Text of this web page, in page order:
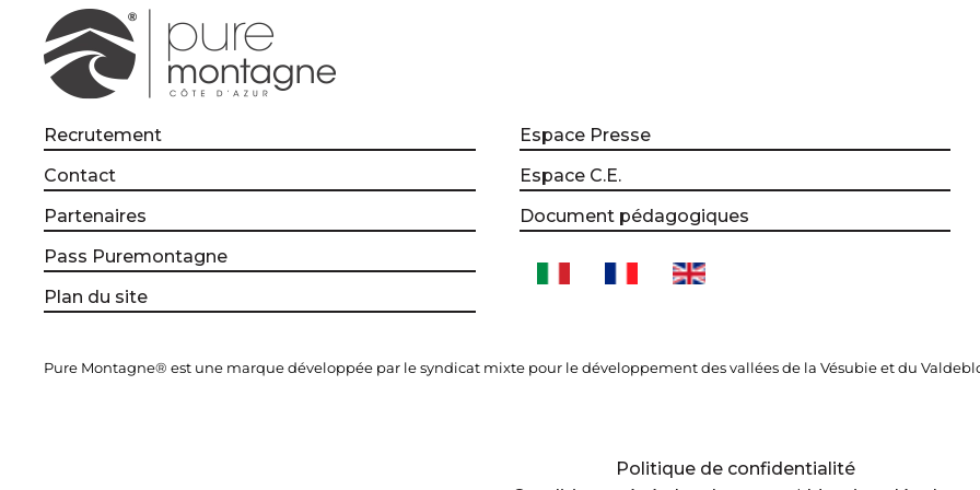
Recrutement
Contact
Partenaires
Pass Puremontagne
Plan du site
Espace Presse
Espace C.E.
Document pédagogiques
Pure Montagne® est une marque développée par le syndicat mixte pour le développement des vallées de la Vésubie et du
Politique de confidentialité